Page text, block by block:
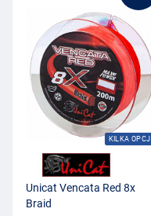
KILKA OPCJI
Unicat Vencata Red 8x
Braid